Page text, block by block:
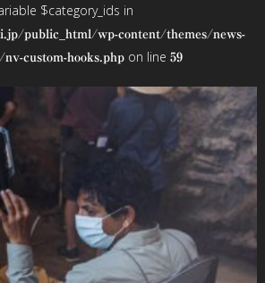
$category_ids in
public_html/wp-content/themes/news-
custom-hooks.phpon line 59